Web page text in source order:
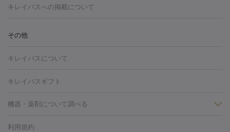
しわ・たるみ
光注射
ン
ハイドラフェイシャル
美
トーニング
ハイドラフェイシャル
冷却
リ・美肌）
光治療（フォトフェイシャルなど）
（胸）
ほくろ・いぼ切除
キレイパスへの掲載について
その他
キレイパスについて
キレイパスギフト
機器・薬剤について調べる
薬剤
利用規約